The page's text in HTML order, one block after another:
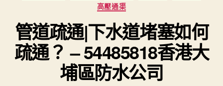
高壓通渠
管道疏通|下水道堵塞如何
疏通？ – 54485818香港大
埔區防水公司